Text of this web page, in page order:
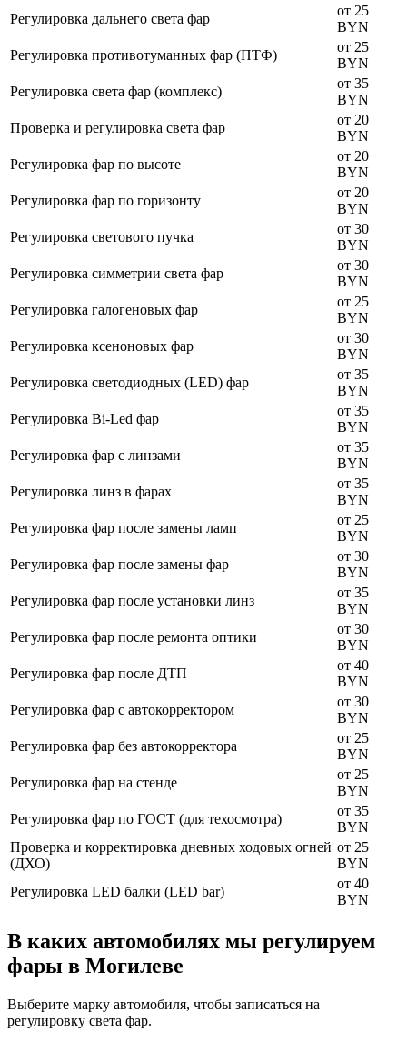
Регулировка дальнего света фар
от 25
BYN
Регулировка противотуманных фар (ПТФ)
от 25
BYN
Регулировка света фар (комплекс)
от 35
BYN
Проверка и регулировка света фар
от 20
BYN
Регулировка фар по высоте
от 20
BYN
Регулировка фар по горизонту
от 20
BYN
Регулировка светового пучка
от 30
BYN
Регулировка симметрии света фар
от 30
BYN
Регулировка галогеновых фар
от 25
BYN
Регулировка ксеноновых фар
от 30
BYN
Регулировка светодиодных (LED) фар
от 35
BYN
Регулировка Bi-Led фар
от 35
BYN
Регулировка фар с линзами
от 35
BYN
Регулировка линз в фарах
от 35
BYN
Регулировка фар после замены ламп
от 25
BYN
Регулировка фар после замены фар
от 30
BYN
Регулировка фар после установки линз
от 35
BYN
Регулировка фар после ремонта оптики
от 30
BYN
Регулировка фар после ДТП
от 40
BYN
Регулировка фар с автокорректором
от 30
BYN
Регулировка фар без автокорректора
от 25
BYN
Регулировка фар на стенде
от 25
BYN
Регулировка фар по ГОСТ (для техосмотра)
от 35
BYN
Проверка и корректировка дневных ходовых огней
(ДХО)
от 25
BYN
Регулировка LED балки (LED bar)
от 40
BYN
В каких автомобилях мы регулируем
фары в Могилеве
Выберите марку автомобиля, чтобы записаться на
регулировку света фар.